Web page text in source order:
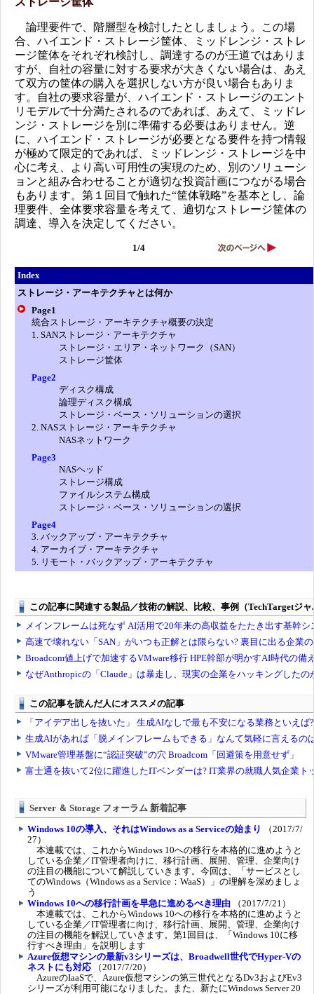
論理要件で、階層型を検討したとしましょう。この場
合、ハイエンド・ストレージ筐体、ミッドレンジ・ストレ
ージ筐体をそれぞれ検討し、調達するのが王道ではありま
すが、自社の容量に対する要求が大きくない場合は、あえ
て双方の筐体の購入を選択しない方が良い場合もありま
す。自社の要求容量が、ハイエンド・ストレージのエント
リモデルで十分満たされるのであれば、あえて、ミッドレ
ンジ・ストレージを別に準備する必要はありません。逆
に、ハイエンド・ストレージが必要となる要件を持つ情報
が極めて限定的であれば、ミッドレンジ・ストレージを中
心に考え、より高い可用性の実現のため、別のソリューシ
ョンと組み合わせることが適切な投資計画につながる場合
もあります。第１回目で触れた“筐体戦略”を基本とし、論
理要件、全体要求容量を考えて、適切なストレージ筐体の
調達、導入を決定してください。
1/4
Index
ストレージ・アーキテクチャとは何か
Page1
統合ストレージ・アーキテクチャ概要の決定
1. SANストレージ・アーキテクチャ
ストレージ・エリア・ネットワーク（SAN）
ストレージ筐体
Page2
ディスク構成
論理ディスク構成
ストレージ・ベース・ソリューションの選択
2. NASストレージ・アーキテクチャ
NASネットワーク
Page3
NASヘッド
ストレージ構成
ファイルシステム構成
ストレージ・ベース・ソリューションの選択
Page4
3. バックアップ・アーキテクチャ
4. アーカイブ・アーキテクチャ
5. リモート・バックアップ・アーキテクチャ
Server ＆ Storage フォーラム 新着記事
Windows 10の導入、それはWindows as a Serviceの始まり
（2017/7/
27）
本連載では、これからWindows 10への移行を本格的に進めようと
している企業／IT管理者向けに、移行計画、展開、管理、企業向け
の注目の機能について解説していきます。今回は、「サービスとし
てのWindows（Windows as a Service：WaaS）」の理解を深めましょ
う
Windows 10への移行計画を早急に進めるべき理由 （2017/7/21）
本連載では、これからWindows 10への移行を本格的に進めようと
している企業／IT管理者に向け、移行計画、展開、管理、企業向け
の注目の機能を解説していきます。第1回目は、「Windows 10に移
行すべき理由」を説明します
Azure仮想マシンの最新v3シリーズは、Broadwell世代でHyper-Vの
ネストにも対応 （2017/7/20）
AzureのIaaSで、Azure仮想マシンの第三世代となるDv3およびEv3
シリーズが利用可能になりました。また、新たにWindows Server 20